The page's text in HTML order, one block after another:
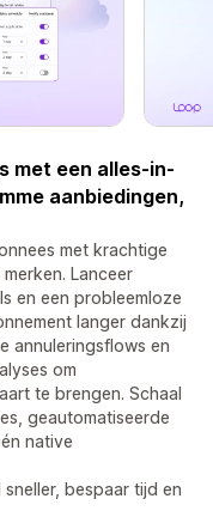
met een alles-in-
aanbiedingen,
met krachtige
Lanceer
en een probleemloze
langer dankzij
annuleringsflows en
om
te brengen. Schaal
geautomatiseerde
native
bespaar tijd en